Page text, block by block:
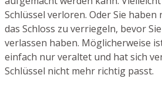
Schlüssel verloren. Oder Sie haben
das Schloss zu verriegeln, bevor
verlassen haben. Möglicherweise
einfach nur veraltet und hat sich
Schlüssel nicht mehr richtig passt.